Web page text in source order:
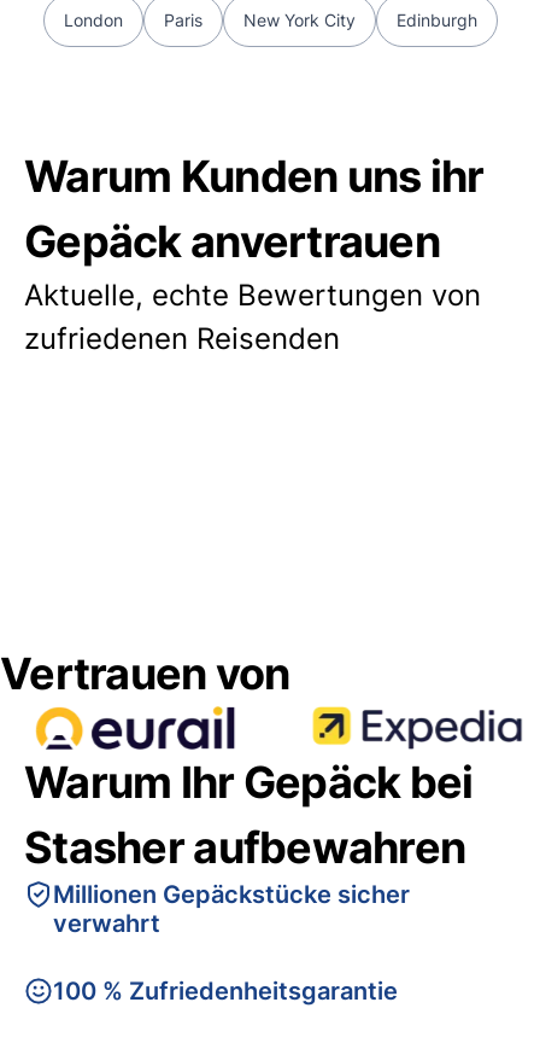
London Paris New York City Edinburgh
Warum Kunden uns ihr
Gepäck anvertrauen
Aktuelle, echte Bewertungen von
zufriedenen Reisenden
Vertrauen von
Warum Ihr Gepäck bei
Stasher aufbewahren
Millionen Gepäckstücke sicher
verwahrt
100 % Zufriedenheitsgarantie